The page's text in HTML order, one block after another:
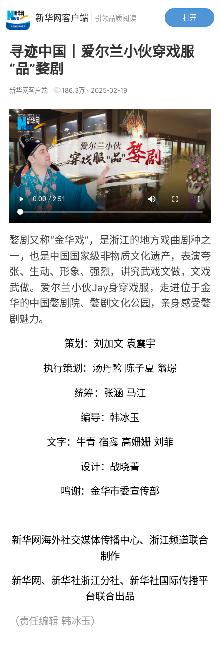
寻迹中国丨爱尔兰小伙穿戏服
“品”婺剧
新华网客户端 186.3万· 2025-02-19
婺剧又称“金华戏”，是浙江的地方戏曲剧种之
一，也是中国国家级非物质文化遗产，表演夸
张、生动、形象、强烈，讲究武戏文做，文戏
武做。爱尔兰小伙Jay身穿戏服，走进位于金
华的中国婺剧院、婺剧文化公园，亲身感受婺
剧魅力。
策划：刘加文 袁震宇
执行策划：汤丹鹭 陈子夏 翁璟
统筹：张涵 马江
编导：韩冰玉
文字：牛青 宿鑫 高姗姗 刘菲
设计：战晓菁
鸣谢：金华市委宣传部
新华网海外社交媒体传播中心、浙江频道联合
制作
新华网、新华社浙江分社、新华社国际传播平
台联合出品
（责任编辑 韩冰玉）
打开
新华网客户端 引领品质阅读